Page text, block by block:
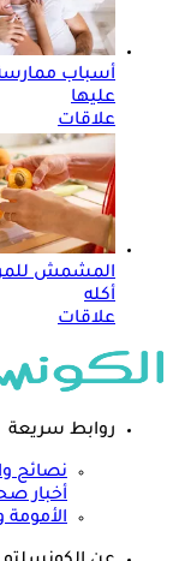
عليها
علاقات
أكله
علاقات
روابط سريعة
نصائح
أخبار